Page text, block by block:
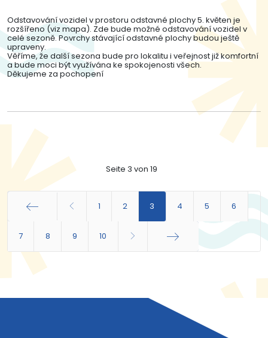
Odstavování vozidel v prostoru odstavné plochy 5. květen je
rozšířeno (viz mapa). Zde bude možné odstavování vozidel v
celé sezoně. Povrchy stávající odstavné plochy budou ještě
upraveny.
Věříme, že další sezona bude pro lokalitu i veřejnost již komfortní
a bude moci být využívána ke spokojenosti všech.
Děkujeme za pochopení
Seite 3 von 19
1 2 3 4 5 6
7 8 9 10